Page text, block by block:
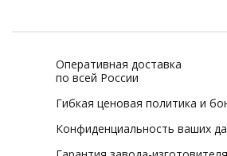
Оперативная доставка
по всей России
Гибкая ценовая политика и
Конфиденциальность ваших